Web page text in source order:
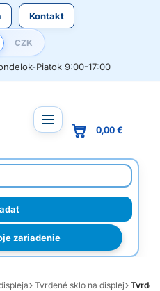
Kontakt
CZK
Piatok 9:00-17:00
zariadenie
0,00 €
Tvrdené sklo na displej